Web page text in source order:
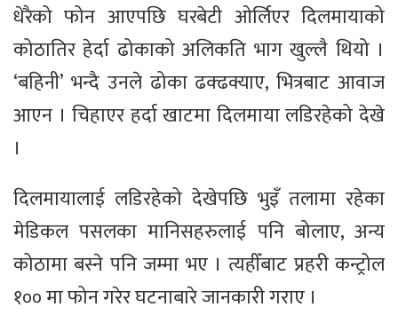
धेरैको फोन आएपछि घरबेटी ओर्लिएर दिलमायाको
कोठातिर हेर्दा ढोकाको अलिकति भाग खुल्लै थियो ।
‘बहिनी’ भन्दै उनले ढोका ढक्ढक्याए, भित्रबाट आवाज
आएन । चिहाएर हर्दा खाटमा दिलमाया लडिरहेको देखे
।
दिलमायालाई लडिरहेको देखेपछि भुइँ तलामा रहेका
मेडिकल पसलका मानिसहरुलाई पनि बोलाए, अन्य
कोठामा बस्ने पनि जम्मा भए । त्यहीँबाट प्रहरी कन्ट्रोल
१०० मा फोन गरेर घटनाबारे जानकारी गराए ।